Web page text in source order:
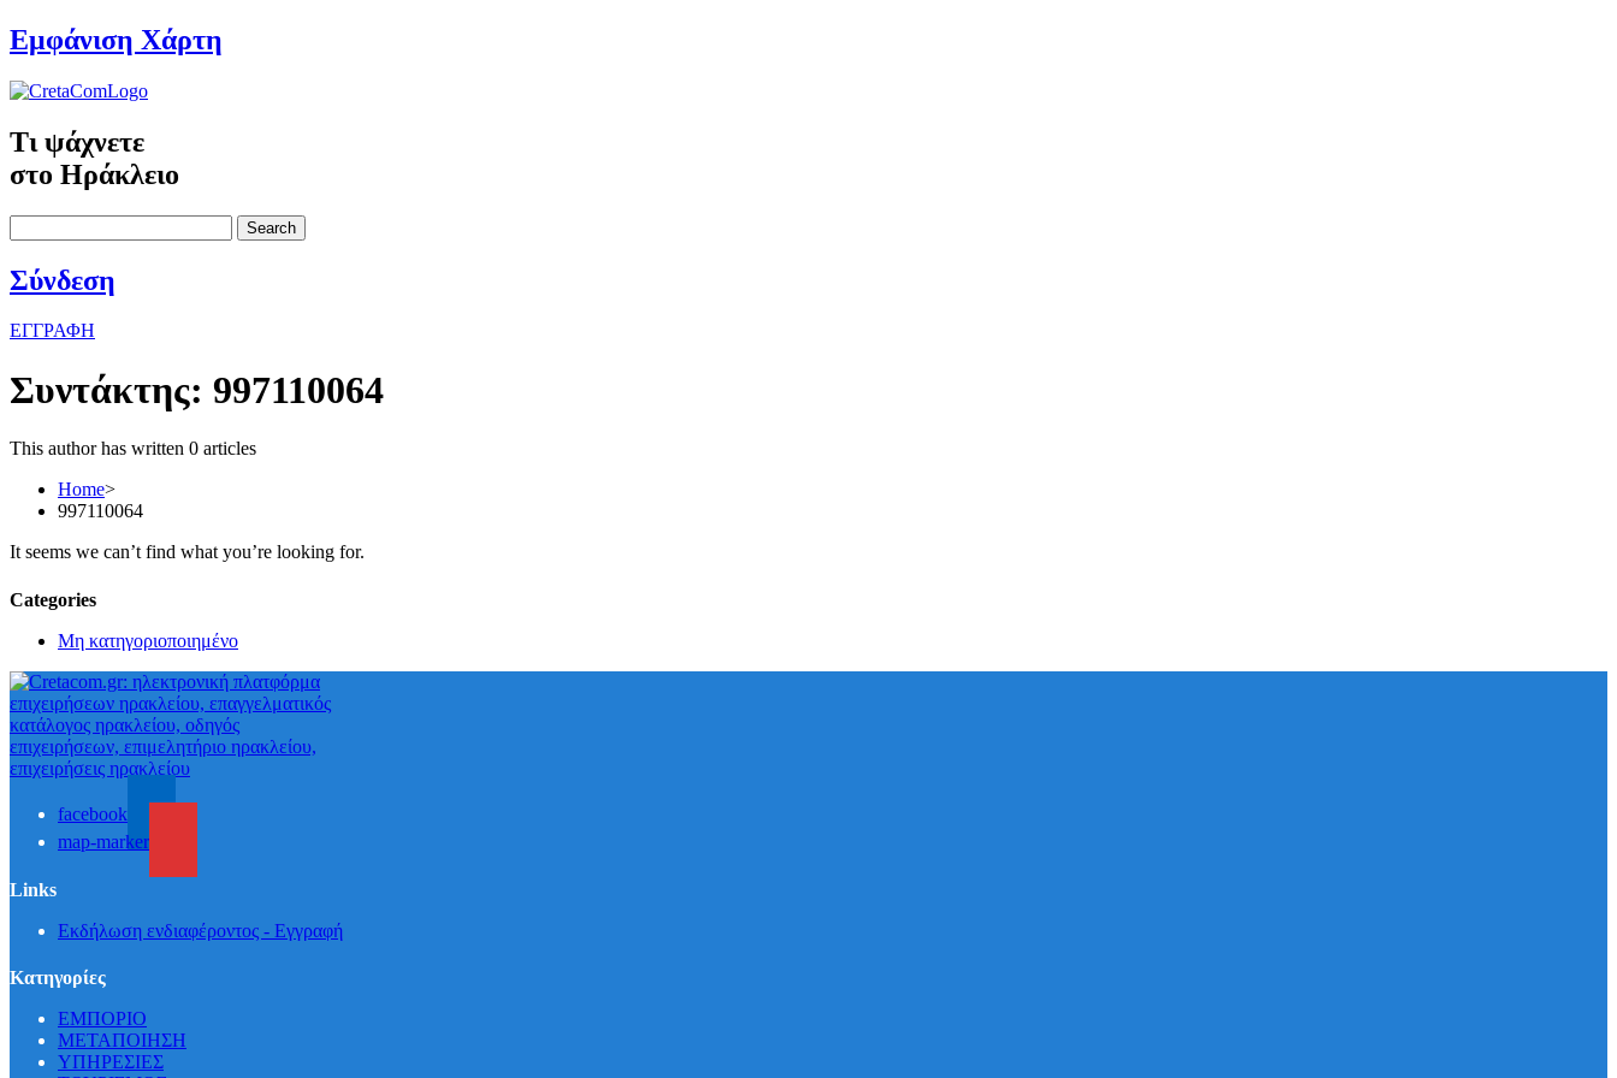
Εμφάνιση Χάρτη
Τι ψάχνετε
στο Ηράκλειο
Search
Σύνδεση
ΕΓΓΡΑΦΗ
Συντάκτης: 997110064
This author has written 0 articles
Home>
997110064
It seems we can’t find what you’re looking for.
Categories
Μη κατηγοριοποιημένο
facebook
map-marker
Links
Εκδήλωση ενδιαφέροντος - Εγγραφή
Κατηγορίες
ΕΜΠΟΡΙΟ
ΜΕΤΑΠΟΙΗΣΗ
ΥΠΗΡΕΣΙΕΣ